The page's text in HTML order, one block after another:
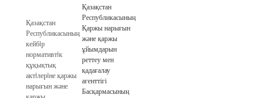
Қазақстан
Республикасының
кейбiр
нормативтiк
құқықтық
актiлерiне қаржы
нарығын және
қаржы
Қазақстан
Республикасының
Қаржы нарығын
және қаржы
ұйымдарын
реттеу мен
қадағалау
агенттігі
Басқармасының